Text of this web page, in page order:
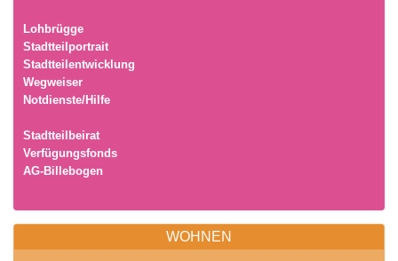
Lohbrügge
Stadtteilportrait
Stadtteilentwicklung
Wegweiser
Notdienste/Hilfe
Stadtteilbeirat
Verfügungsfonds
AG-Billebogen
WOHNEN